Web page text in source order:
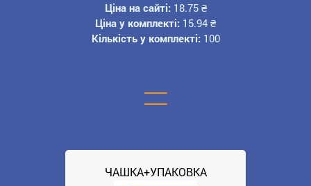
Ціна на сайті: 18.75 ₴
Ціна у комплекті: 15.94 ₴
Кількість у комплекті: 100
=
ЧАШКА+УПАКОВКА